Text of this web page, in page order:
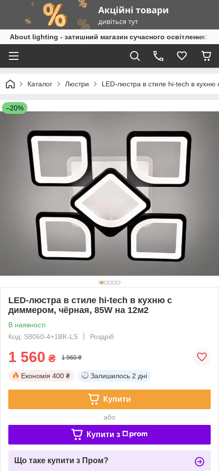
About lighting - затишний магазин сучасного освітлення:
Каталог Люстри LED-люстра в стиле hi-tech в
–20%
LED-люстра в стиле hi-tech в кухню с
диммером, чёрная, 85W на 12м2
В наявності
Код: S8060-4+1BK-LS
Роздріб
1 560 ₴ 1 960 ₴
Економія 400 ₴ Залишилось 2 дні
Купити
або
Купити з
Що таке купити з Пром?